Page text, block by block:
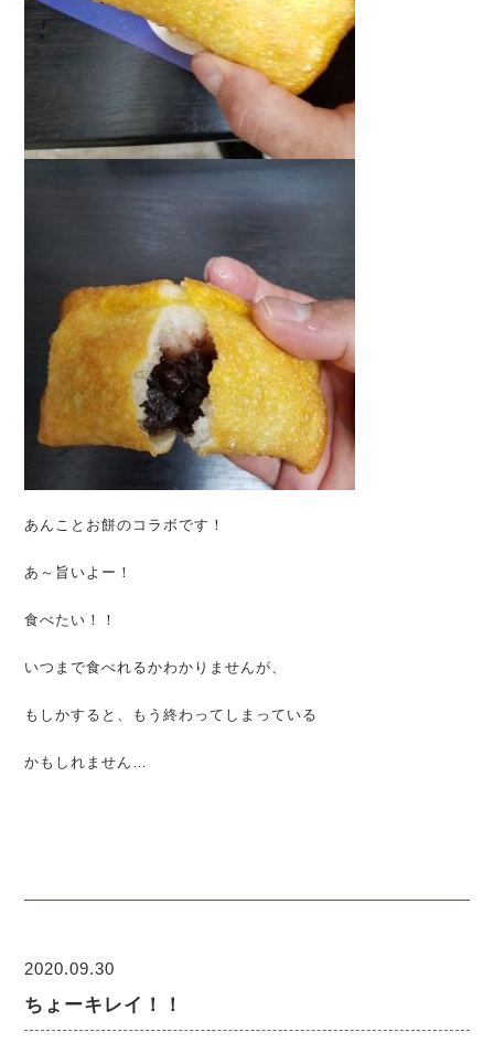
あんことお餅のコラボです！
あ～旨いよー！
食べたい！！
いつまで食べれるかわかりませんが、
もしかすると、もう終わってしまっている
かもしれません…
2020.09.30
ちょーキレイ！！